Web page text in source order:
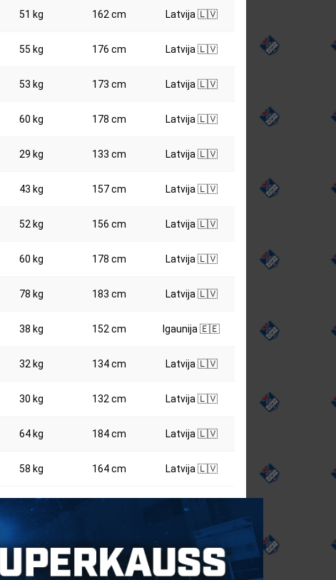
51 kg 162 cm Latvija 🇱🇻
55 kg 176 cm Latvija 🇱🇻
53 kg 173 cm Latvija 🇱🇻
60 kg 178 cm Latvija 🇱🇻
29 kg 133 cm Latvija 🇱🇻
43 kg 157 cm Latvija 🇱🇻
52 kg 156 cm Latvija 🇱🇻
60 kg 178 cm Latvija 🇱🇻
78 kg 183 cm Latvija 🇱🇻
38 kg 152 cm Igaunija 🇪🇪
32 kg 134 cm Latvija 🇱🇻
30 kg 132 cm Latvija 🇱🇻
64 kg 184 cm Latvija 🇱🇻
58 kg 164 cm Latvija 🇱🇻